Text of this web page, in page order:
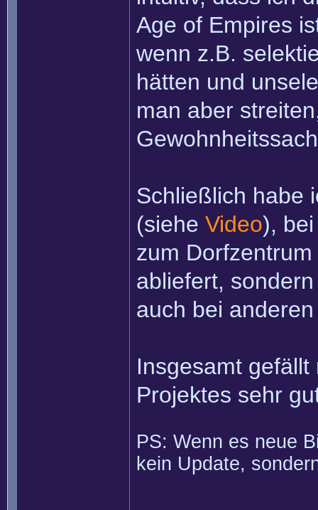
Age of Empires
wenn z.B.
hätten und
man aber
Schließlich habe
(siehe Video),
zum
abliefert,
auch bei
Insgesamt
Projektes sehr
PS: Wenn es neue
kein Update,